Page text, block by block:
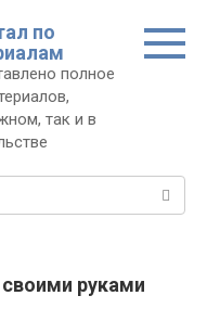
по
полное
так и в
руками